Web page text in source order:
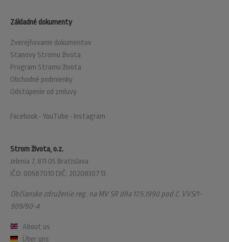
Strom života, o.z.
Jelenia 7, 811 05 Bratislava
IČO: 00587010 DIČ: 2020830713
Občianske združenie reg. na MV SR dňa 17.5.1990 pod č. VVS/1-
909/90-4
About us
Über uns
Základné dokumenty
Zverejňovanie dokumentov
Stanovy Stromu života
Program Stromu života
Obchodné podmienky
Odstúpenie od zmluvy
Facebook • YouTube • Instagram